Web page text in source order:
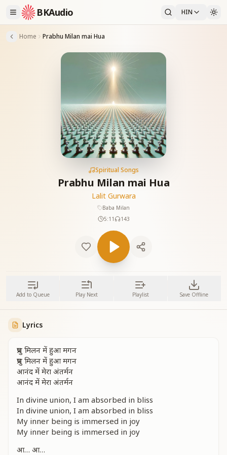
BKAudio HIN
Home Prabhu Milan mai Hua
Spiritual Songs
Prabhu Milan mai Hua
Lalit Gurwara
Baba Milan
5:11
143
Add to Queue Play Next Playlist Save Offline
Lyrics
प्रभु मिलन में हुआ मगन
प्रभु मिलन में हुआ मगन
आनंद में मेरा अंतर्मन
आनंद में मेरा अंतर्मन
In divine union, I am absorbed in bliss
In divine union, I am absorbed in bliss
My inner being is immersed in joy
My inner being is immersed in joy
आ… आ…